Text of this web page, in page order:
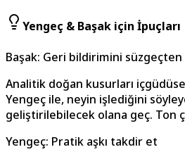
Yengeç & Başak için İpuçları
Başak: Geri bildirimini
Analitik doğan kusurları
Yengeç ile, neyin işlediğini
geliştirilebilecek olana geç. Ton
Yengeç: Pratik aşkı takdir et